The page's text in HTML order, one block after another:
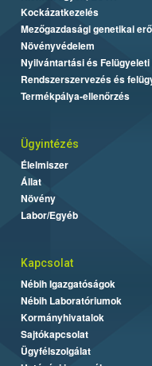
Kockázatkezelés
Mezőgazdasági genetikai
Növényvédelem
Nyilvántartási és Felügyeleti
Rendszerszervezés és
Termékpálya-ellenőrzés
Ügyintézés
Élelmiszer
Állat
Növény
Labor/Egyéb
Kapcsolat
Nébih Igazgatóságok
Nébih Laboratóriumok
Kormányhivatalok
Sajtókapcsolat
Ügyfélszolgálat